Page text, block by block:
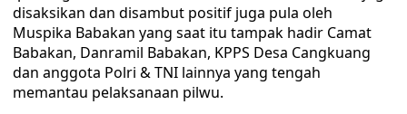
disaksikan dan disambut positif juga pula oleh
Muspika Babakan yang saat itu tampak hadir Camat
Babakan, Danramil Babakan, KPPS Desa Cangkuang
dan anggota Polri & TNI lainnya yang tengah
memantau pelaksanaan pilwu.